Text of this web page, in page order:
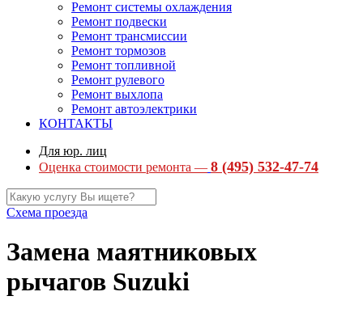
Ремонт системы охлаждения
Ремонт подвески
Ремонт трансмиссии
Ремонт тормозов
Ремонт топливной
Ремонт рулевого
Ремонт выхлопа
Ремонт автоэлектрики
КОНТАКТЫ
Для юр. лиц
Оценка стоимости ремонта — 8 (495) 532-47-74
Схема проезда
Замена маятниковых
рычагов Suzuki